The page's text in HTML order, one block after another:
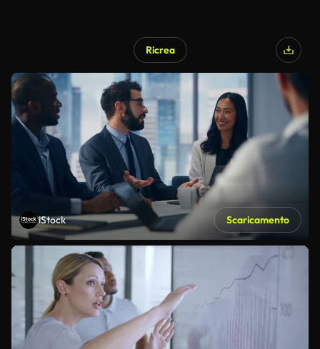
Ricrea
iStock Scaricamento